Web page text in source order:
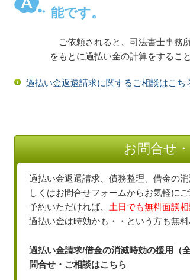
能です。
ご依頼されると、司法書士事務
をもとに過払い金の計算をするこ
過払い金返還請求に関するご相談はこち
お問合せ
過払い金返還請求、債務整理、借金の
しくはお問合せフォームからお気軽にご
予約いただければ、 土日でも無料面談相
過払い金は時効かも・・という方も無料
過払い金請求/借金の消滅時効の援用（
問合せ・ご相談はこちら